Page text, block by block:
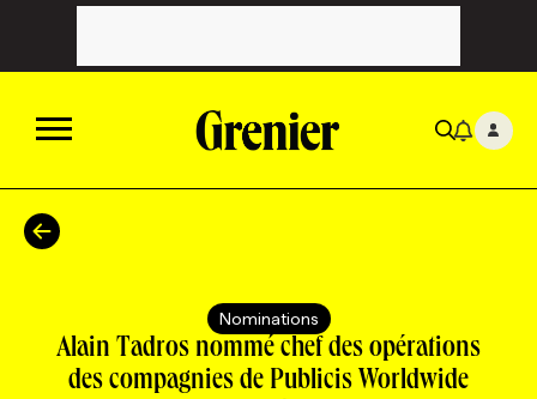
ACTUALITÉS
CATÉGORIES
TOUTES LES CATÉGORIES
CHRONIQUES
FORFAITS ABONNEMENT
INFOLETTRES
Nominations
Alain Tadros nommé chef des opérations
des compagnies de Publicis Worldwide